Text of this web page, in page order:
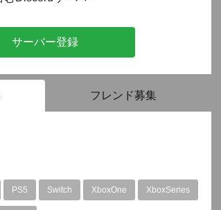
サーバー登録
フレンド募集
PS5 Switch XboxOne XboxSeries